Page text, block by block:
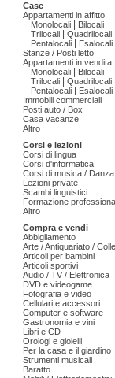
Case
Appartamenti in affitto
Monolocali
Bilocali
Trilocali
Quadrilocali
Pentalocali
Esalocali
Stanze / Posti letto
Appartamenti in vendita
Monolocali
Bilocali
Trilocali
Quadrilocali
Pentalocali
Esalocali
Immobili commerciali
Posti auto / Box
Casa vacanze
Altro
Corsi e lezioni
Corsi di lingua
Corsi d'informatica
Corsi di musica /
Lezioni private
Scambi linguistici
Formazione
Altro
Compra e vendi
Abbigliamento
Arte / Antiquariato /
Articoli per bambini
Articoli sportivi
Audio / TV / Elettronica
DVD e videogame
Fotografia e video
Cellulari e accessori
Computer e software
Gastronomia e vini
Libri e CD
Orologi e gioielli
Per la casa e il giardino
Strumenti musicali
Baratto